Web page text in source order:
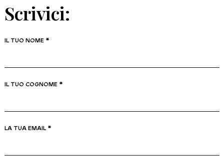
Scrivici:
IL TUO NOME *
IL TUO COGNOME *
LA TUA EMAIL *